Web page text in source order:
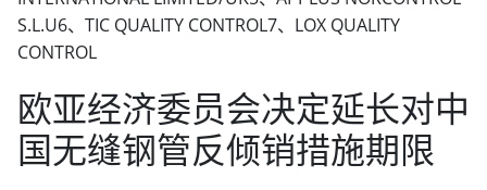
S.L.U6、TIC QUALITY CONTROL7、LOX QUALITY
CONTROL
欧亚经济委员会决定延长对中
国无缝钢管反倾销措施期限